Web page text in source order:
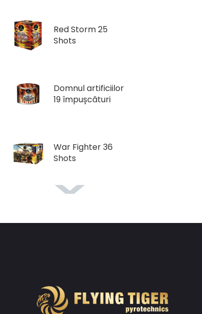
Red Storm 25
Shots
Domnul artificiilor
19 împușcături
War Fighter 36
Shots